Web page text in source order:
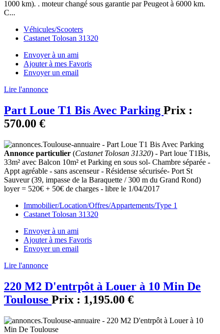
1000 km). . moteur changé sous garantie par Peugeot à 6000 km.
C...
Véhicules/Scooters
Castanet Tolosan 31320
Envoyer à un ami
Ajouter à mes Favoris
Envoyer un email
Lire l'annonce
Part Loue T1 Bis Avec Parking Prix :
570.00 €
Annonce particulier (Castanet Tolosan 31320) - Part loue T1Bis,
33m² avec Balcon 10m² et Parking en sous sol- Chambre séparée -
Appt agréable - sans ascenseur - Résidense sécurisée- Port St
Sauveur (39, impasse de la Baraquette / 300 m du Grand Rond)
loyer = 520€ + 50€ de charges - libre le 1/04/2017
Immobilier/Location/Offres/Appartements/Type 1
Castanet Tolosan 31320
Envoyer à un ami
Ajouter à mes Favoris
Envoyer un email
Lire l'annonce
220 M2 D'entrpôt à Louer à 10 Min De
Toulouse Prix : 1,195.00 €